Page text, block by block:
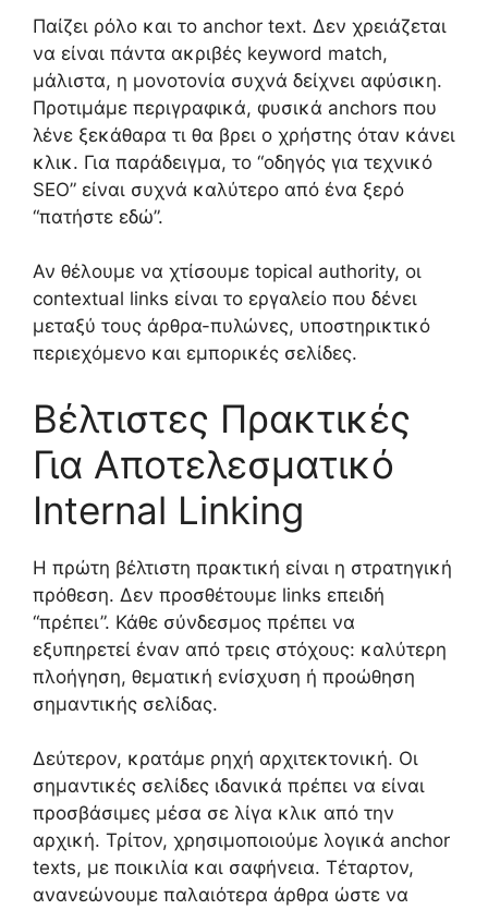
Παίζει ρόλο και το anchor text. Δεν χρειάζεται
να είναι πάντα ακριβές keyword match,
μάλιστα, η μονοτονία συχνά δείχνει αφύσικη.
Προτιμάμε περιγραφικά, φυσικά anchors που
λένε ξεκάθαρα τι θα βρει ο χρήστης όταν κάνει
κλικ. Για παράδειγμα, το “οδηγός για τεχνικό
SEO” είναι συχνά καλύτερο από ένα ξερό
“πατήστε εδώ”.
Αν θέλουμε να χτίσουμε topical authority, οι
contextual links είναι το εργαλείο που δένει
μεταξύ τους άρθρα-πυλώνες, υποστηρικτικό
περιεχόμενο και εμπορικές σελίδες.
Βέλτιστες Πρακτικές
Για Αποτελεσματικό
Internal Linking
Η πρώτη βέλτιστη πρακτική είναι η στρατηγική
πρόθεση. Δεν προσθέτουμε links επειδή
“πρέπει”. Κάθε σύνδεσμος πρέπει να
εξυπηρετεί έναν από τρεις στόχους: καλύτερη
πλοήγηση, θεματική ενίσχυση ή προώθηση
σημαντικής σελίδας.
Δεύτερον, κρατάμε ρηχή αρχιτεκτονική. Οι
σημαντικές σελίδες ιδανικά πρέπει να είναι
προσβάσιμες μέσα σε λίγα κλικ από την
αρχική. Τρίτον, χρησιμοποιούμε λογικά anchor
texts, με ποικιλία και σαφήνεια. Τέταρτον,
ανανεώνουμε παλαιότερα άρθρα ώστε να